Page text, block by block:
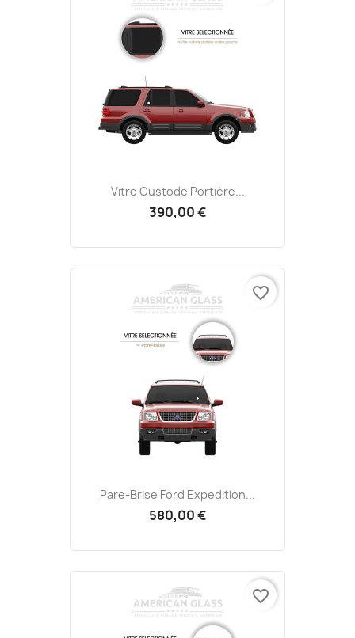
Vitre Custode Portière...
390,00 €
Pare-Brise Ford Expedition...
580,00 €
favorite_border
favorite_border